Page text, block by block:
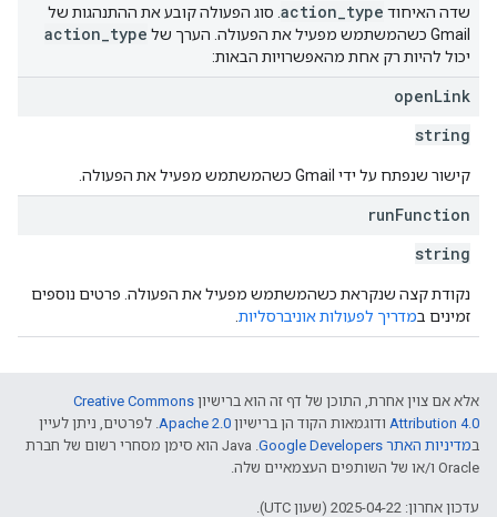
שדה האיחוד action type
. סוג הפעולה קובע את ההתנהגות של
Gmail כשהמשתמש מפעיל את הפעולה. הערך של
action type
יכול להיות רק אחת מהאפשרויות הבאות:
openLink
string
קישור שנפתח על ידי Gmail כשהמשתמש מפעיל את הפעולה.
runFunction
string
נקודת קצה שנקראת כשהמשתמש מפעיל את הפעולה. פרטים נוספים
זמינים במדריך לפעולות אוניברסליות
אלא אם צוין אחרת, התוכן של דף זה הוא ברישיון Creative Commons
Attribution 4.0 ודוגמאות הקוד הן ברישיון Apache 2.0. לפרטים, ניתן לעיין
במדיניות האתר Google Developers‏
.‏ Java הוא סימן מסחרי רשום של חברת
Oracle ו/או של השותפים העצמאיים שלה.
עדכון אחרון: 2025-04-22 (שעון UTC).